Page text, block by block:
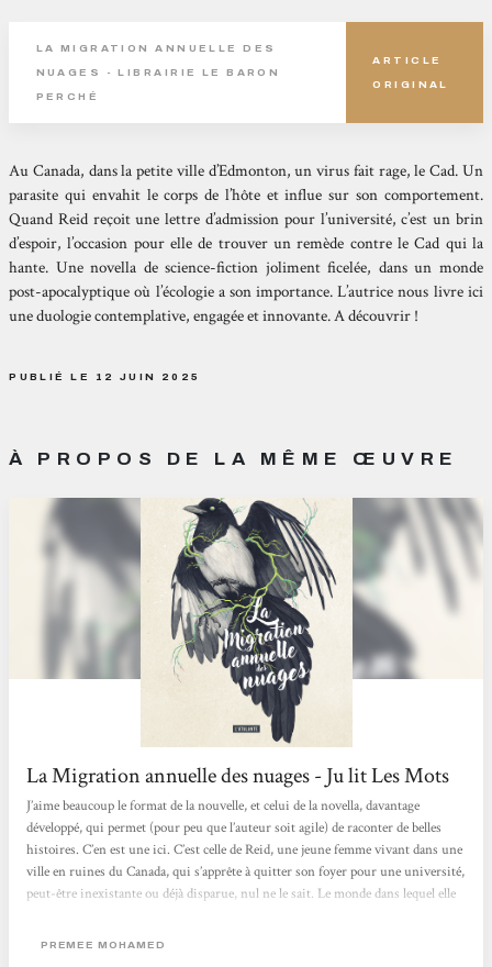
LA MIGRATION ANNUELLE DES
NUAGES - LIBRAIRIE LE BARON
PERCHÉ
ARTICLE
ORIGINAL
Au Canada, dans la petite ville d’Edmonton, un virus fait rage, le Cad. Un
parasite qui envahit le corps de l’hôte et influe sur son comportement.
Quand Reid reçoit une lettre d’admission pour l’université, c’est un brin
d’espoir, l’occasion pour elle de trouver un remède contre le Cad qui la
hante. Une novella de science-fiction joliment ficelée, dans un monde
post-apocalyptique où l’écologie a son importance. L’autrice nous livre ici
une duologie contemplative, engagée et innovante. A découvrir !
PUBLIÉ LE 12 JUIN 2025
À PROPOS DE LA MÊME ŒUVRE
La Migration annuelle des nuages - Ju lit Les Mots
J’aime beaucoup le format de la nouvelle, et celui de la novella, davantage
développé, qui permet (pour peu que l’auteur soit agile) de raconter de belles
histoires. C’en est une ici. C’est celle de Reid, une jeune femme vivant dans une
ville en ruines du Canada, qui s’apprête à quitter son foyer pour une université,
peut-être inexistante ou déjà disparue, nul ne le sait. Le monde dans lequel elle
par les générations précédentes. Elle est un élément...
PREMEE MOHAMED